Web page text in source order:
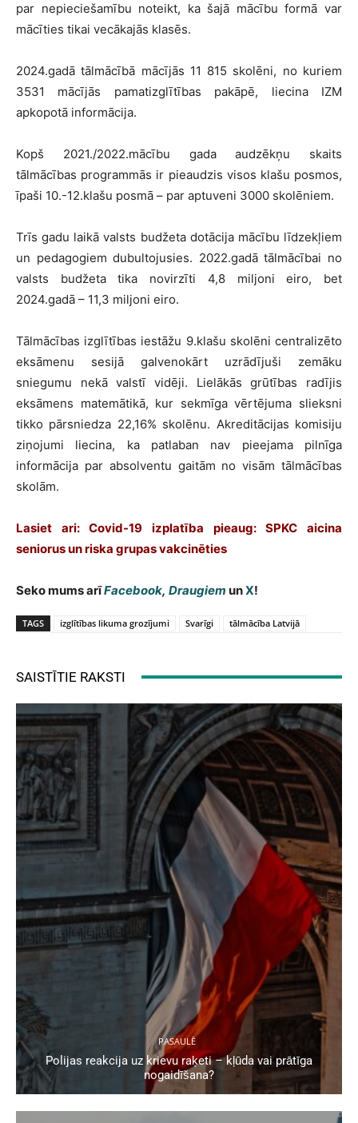
par nepieciešamību noteikt, ka šajā mācību formā var
mācīties tikai vecākajās klasēs.
2024.gadā tālmācībā mācījās 11 815 skolēni, no kuriem
3531 mācījās pamatizglītības pakāpē, liecina IZM
apkopotā informācija.
Kopš 2021./2022.mācību gada audzēkņu skaits
tālmācības programmās ir pieaudzis visos klašu posmos,
īpaši 10.-12.klašu posmā – par aptuveni 3000 skolēniem.
Trīs gadu laikā valsts budžeta dotācija mācību līdzekļiem
un pedagogiem dubultojusies. 2022.gadā tālmācībai no
valsts budžeta tika novirzīti 4,8 miljoni eiro, bet
2024.gadā – 11,3 miljoni eiro.
Tālmācības izglītības iestāžu 9.klašu skolēni centralizēto
eksāmenu sesijā galvenokārt uzrādījuši zemāku
sniegumu nekā valstī vidēji. Lielākās grūtības radījis
eksāmens matemātikā, kur sekmīga vērtējuma slieksni
tikko pārsniedza 22,16% skolēnu. Akreditācijas komisiju
ziņojumi liecina, ka patlaban nav pieejama pilnīga
informācija par absolventu gaitām no visām tālmācības
skolām.
Lasiet ari: Covid-19 izplatība pieaug: SPKC aicina
seniorus un riska grupas vakcinēties
Seko mums arīFacebook, Draugiem unX!
TAGS izglītības likuma grozījumi Svarīgi tālmācība Latvijā
SAISTĪTIE RAKSTI
PASAULĒ
Polijas reakcija uz krievu raķeti – kļūda vai prātīga
nogaidīšana?